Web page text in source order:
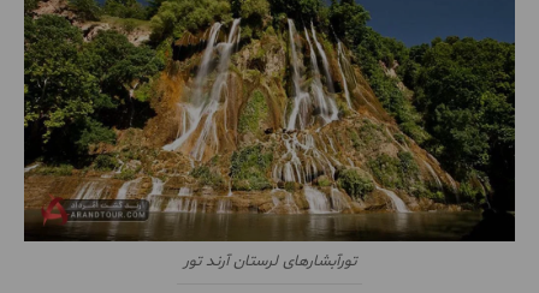
تورآبشارهای لرستان آرند تور